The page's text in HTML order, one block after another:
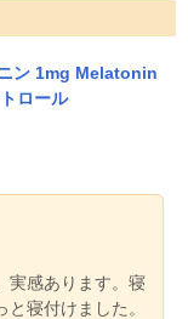
ン 1mg Melatonin
ロール
実感あります。寝
寝付けました。